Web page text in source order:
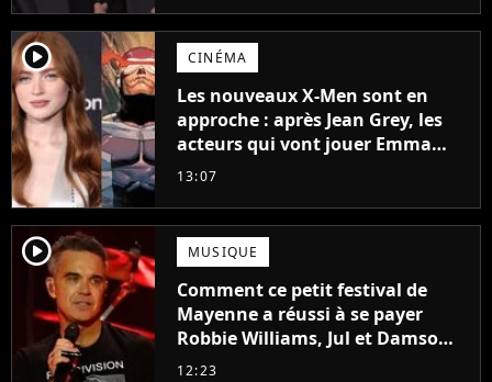
player2 CINÉMA
Les nouveaux X-Men sont en
approche : après Jean Grey, les
acteurs qui vont jouer Emma
Frost et Cyclope trouvés !
13:07
player2 MUSIQUE
Comment ce petit festival de
Mayenne a réussi à se payer
Robbie Williams, Jul et Damso
cette année ?
12:23